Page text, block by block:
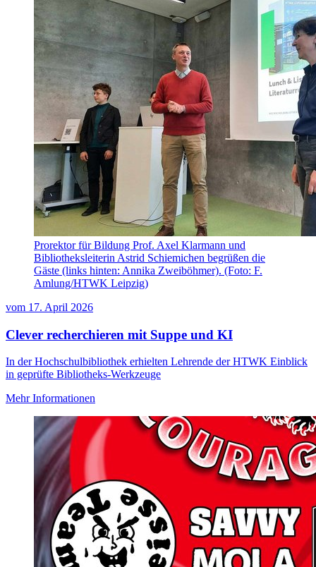
Prorektor für Bildung Prof. Axel Klarmann und
Bibliotheksleiterin Astrid Schiemichen begrüßen die
Gäste (links hinten: Annika Zweiböhmer). (Foto: F.
Amlung/HTWK Leipzig)
vom 17. April 2026
Clever recherchieren mit Suppe und KI
In der Hochschulbibliothek erhielten Lehrende der HTWK Einblick
in geprüfte Bibliotheks-Werkzeuge
Mehr Informationen